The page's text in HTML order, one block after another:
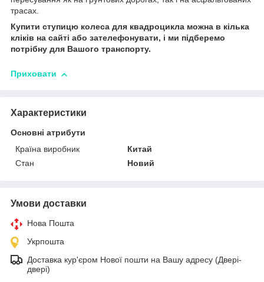
трасах.
Купити ступицю колеса для квадроцикла можна в кілька
кліків на сайті або зателефонувати, і ми підберемо
потрібну для Вашого транспорту.
Приховати
Характеристики
Основні атрибути
Країна виробник
Китай
Стан
Новий
Умови доставки
Нова Пошта
Укрпошта
Доставка кур'єром Нової пошти на Вашу адресу (Двері-
двері)